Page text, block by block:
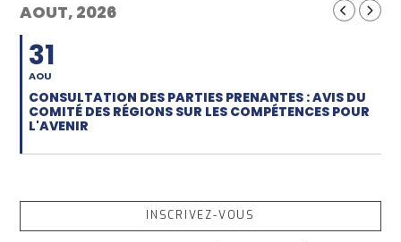
AOUT, 2026
31
AOU
CONSULTATION DES PARTIES PRENANTES : AVIS DU
COMITÉ DES RÉGIONS SUR LES COMPÉTENCES POUR
L'AVENIR
INSCRIVEZ-VOUS